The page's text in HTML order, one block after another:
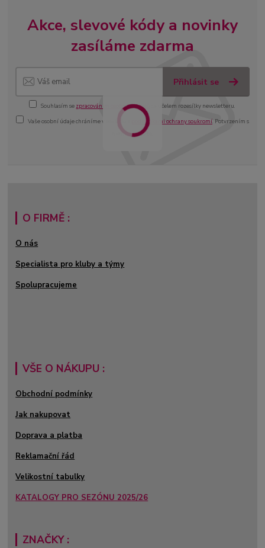
Akce, slevové kódy a novinky
zasíláme zdarma
Přihlásit se
Souhlasím se zpracováním osobních údajů
za účelem rozesílky newsletteru.
Vaše osobní údaje chráníme v souladu s
podmínkami ochrany soukromí. Potvrzením s
nimi souhlasíte.
O FIRMĚ :
O nás
Specialista pro kluby a týmy
Spolupracujeme
VŠE O NÁKUPU :
Obchodní podmínky
Jak nakupovat
Doprava a platba
Reklamační řád
Velikostní tabulky
KATALOGY PRO SEZÓNU 2025/26
ZNAČKY :